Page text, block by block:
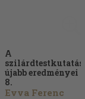
A
szilárdtestkutatás
újabb eredményei
8.
Evva Ferenc